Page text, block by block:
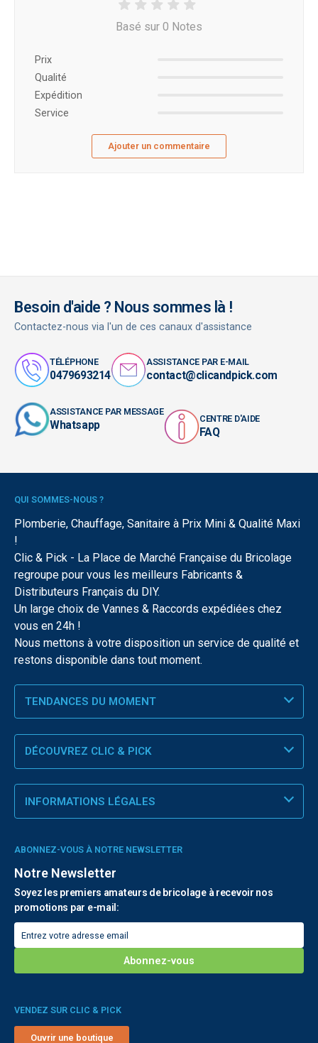
Basé sur 0 Notes
Prix ​​
Qualité
Expédition
Service
Ajouter un commentaire
Besoin d'aide ? Nous sommes là !
Contactez-nous via l'un de ces canaux d'assistance
TÉLÉPHONE
0479693214
ASSISTANCE PAR E-MAIL
contact@clicandpick.com
ASSISTANCE PAR MESSAGE
Whatsapp CENTRE D'AIDE
FAQ
QUI SOMMES-NOUS ?
Plomberie, Chauffage, Sanitaire à Prix Mini & Qualité Maxi
!
Clic & Pick - La Place de Marché Française du Bricolage
regroupe pour vous les meilleurs Fabricants &
Distributeurs Français du DIY.
Un large choix de Vannes & Raccords expédiées chez
vous en 24h !
Nous mettons à votre disposition un service de qualité et
restons disponible dans tout moment.
TENDANCES DU MOMENT
DÉCOUVREZ CLIC & PICK
INFORMATIONS LÉGALES
ABONNEZ-VOUS À NOTRE NEWSLETTER
Notre Newsletter
Soyez les premiers amateurs de bricolage à recevoir nos
promotions par e-mail:
VENDEZ SUR CLIC & PICK
Ouvrir une boutique